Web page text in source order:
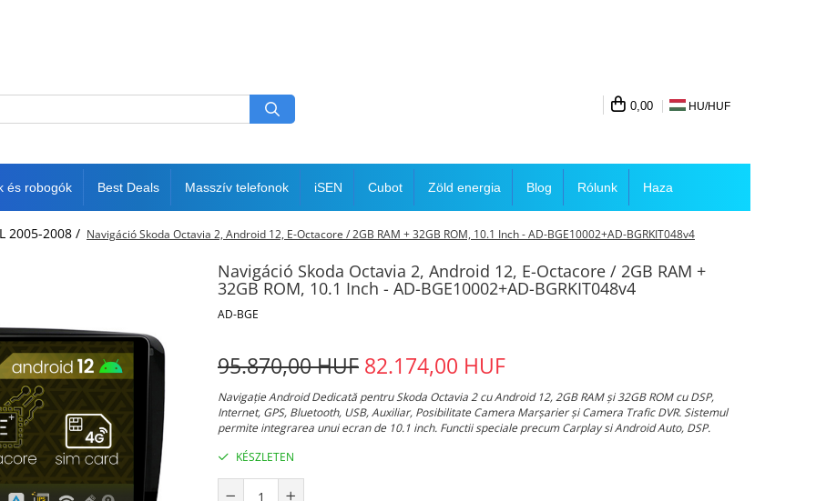
0,00 HU/HUF
és robogók Best Deals Masszív telefonok iSEN Cubot Zöld energia Blog Rólunk Haza
2005-2008 / Navigáció Skoda Octavia 2, Android 12, E-Octacore / 2GB RAM + 32GB ROM, 10.1 Inch - AD-BGE10002+AD-BGRKIT048v4
Navigáció Skoda Octavia 2, Android 12, E-Octacore / 2GB RAM +
32GB ROM, 10.1 Inch - AD-BGE10002+AD-BGRKIT048v4
AD-BGE
95.870,00 HUF 82.174,00 HUF
Navigație Android Dedicată pentru Skoda Octavia 2 cu Android 12, 2GB RAM și 32GB ROM cu DSP,
Internet, GPS, Bluetooth, USB, Auxiliar, Posibilitate Camera Marșarier și Camera Trafic DVR. Sistemul
permite integrarea unui ecran de 10.1 inch. Functii speciale precum Carplay si Android Auto, DSP.
KÉSZLETEN